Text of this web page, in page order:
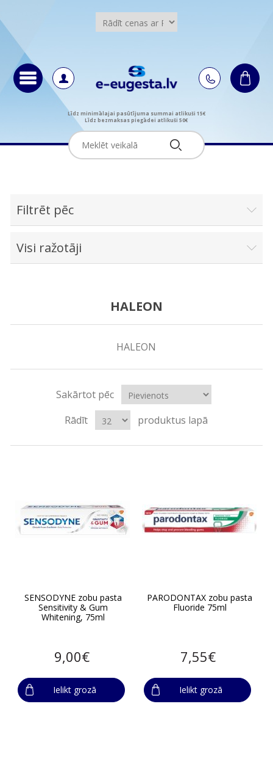
Līdz minimālajai pasūtījuma summai atlikuši 15€
Līdz bezmaksas piegādei atlikuši 50€
Filtrēt pēc
Visi ražotāji
HALEON
HALEON
Sakārtot pēc
Rādīt
produktus lapā
SENSODYNE zobu pasta
Sensitivity & Gum
Whitening, 75ml
9,00€
Ielikt grozā
PARODONTAX zobu pasta
Fluoride 75ml
7,55€
Ielikt grozā